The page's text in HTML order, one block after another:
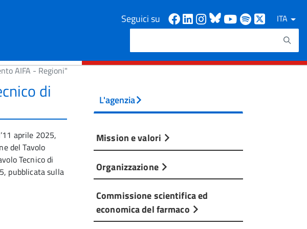
Seguici su Facebook
Linkedin
Instagram
Bluesky
Youtube
Spotify
ITA
Cerca
AIFA - Regioni"
di
aprile 2025,
del Tavolo
Tecnico di
pubblicata sulla
L'agenzia
Mission e valori
Organizzazione
Commissione scientifica ed
economica del farmaco